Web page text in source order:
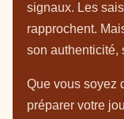
signaux. Les
rapprochent.
son authenticité,
Que vous soyez
préparer votre